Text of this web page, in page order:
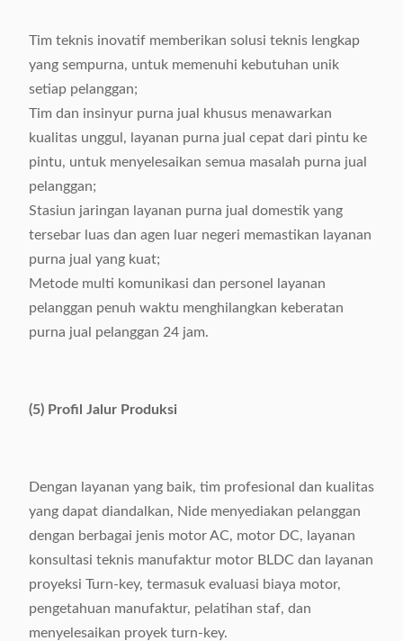
Tim teknis inovatif memberikan solusi teknis lengkap
yang sempurna, untuk memenuhi kebutuhan unik
setiap pelanggan;
Tim dan insinyur purna jual khusus menawarkan
kualitas unggul, layanan purna jual cepat dari pintu ke
pintu, untuk menyelesaikan semua masalah purna jual
pelanggan;
Stasiun jaringan layanan purna jual domestik yang
tersebar luas dan agen luar negeri memastikan layanan
purna jual yang kuat;
Metode multi komunikasi dan personel layanan
pelanggan penuh waktu menghilangkan keberatan
purna jual pelanggan 24 jam.
(5) Profil Jalur Produksi
Dengan layanan yang baik, tim profesional dan kualitas
yang dapat diandalkan, Nide menyediakan pelanggan
dengan berbagai jenis motor AC, motor DC, layanan
konsultasi teknis manufaktur motor BLDC dan layanan
proyeksi Turn-key, termasuk evaluasi biaya motor,
pengetahuan manufaktur, pelatihan staf, dan
menyelesaikan proyek turn-key.